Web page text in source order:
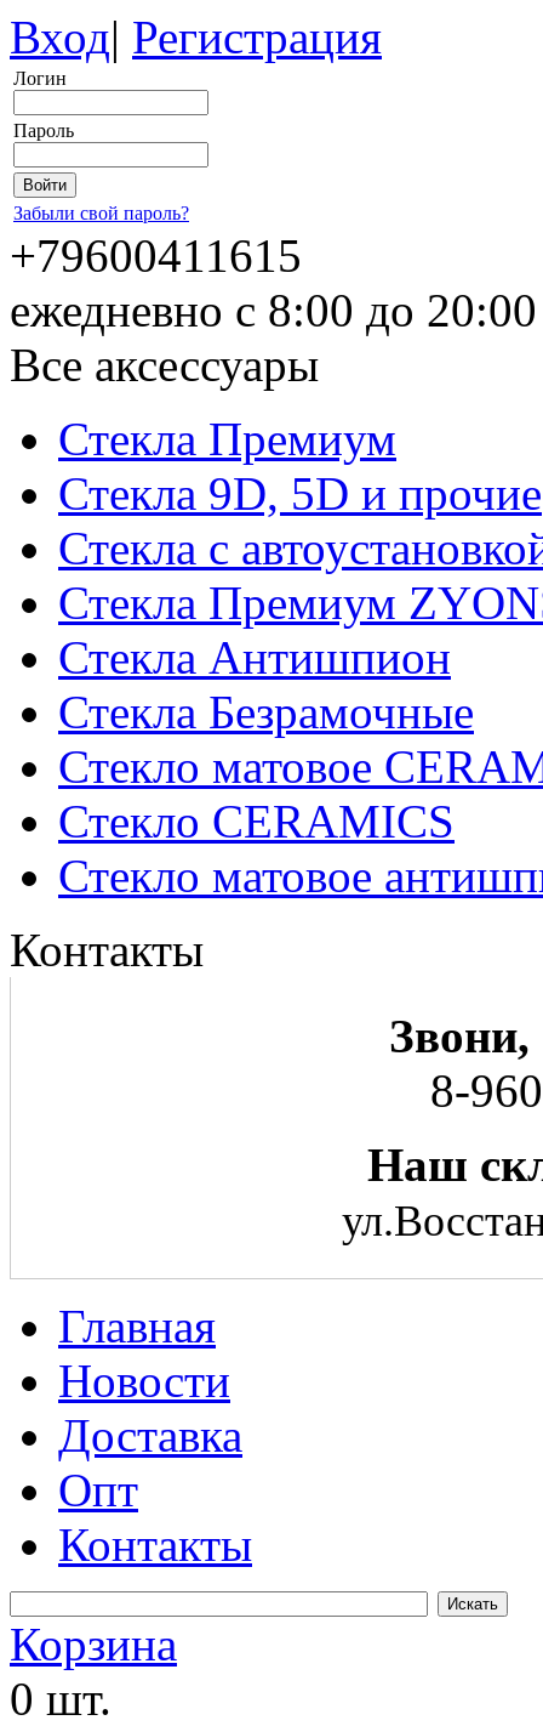
Вход| Регистрация
Логин
Пароль
Забыли свой пароль?
+79600411615
ежедневно с 8:00 до
Все аксессуары
Стекла Премиум
Стекла 9D, 5D и прочие
Стекла с
Стекла Премиум
Стекла Антишпион
Стекла Безрамочные
Стекло матовое
Стекло CERAMICS
Стекло матовое
Контакты
8-
Наш
Главная
Новости
Доставка
Опт
Контакты
Корзина
0 шт.